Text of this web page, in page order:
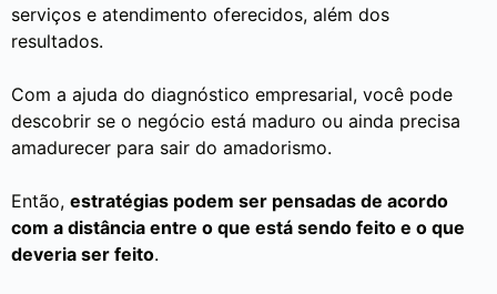
serviços e atendimento oferecidos, além dos
resultados.
Com a ajuda do diagnóstico empresarial, você pode
descobrir se o negócio está maduro ou ainda precisa
amadurecer para sair do amadorismo.
Então, estratégias podem ser pensadas de acordo
com a distância entre o que está sendo feito e o que
deveria ser feito.